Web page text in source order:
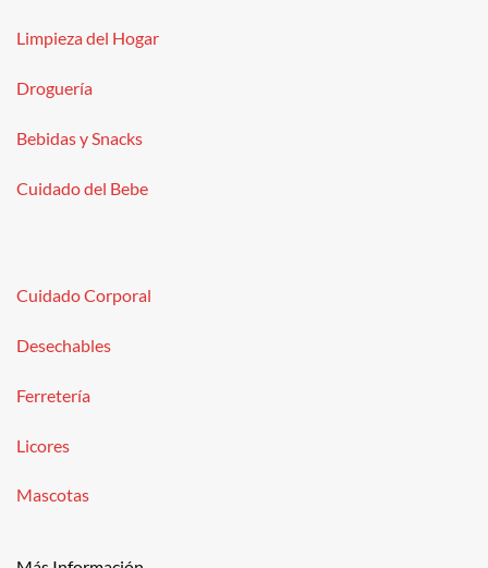
Limpieza del Hogar
Droguería
Bebidas y Snacks
Cuidado del Bebe
Cuidado Corporal
Desechables
Ferretería
Licores
Mascotas